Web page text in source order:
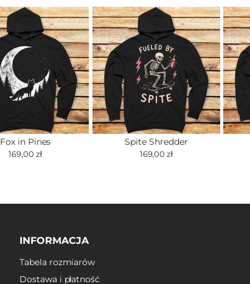
Fox in Pines
169,00 zł
Spite Shredder
169,00 zł
INFORMACJA
Tabela rozmiarów
Dostawa i płatność